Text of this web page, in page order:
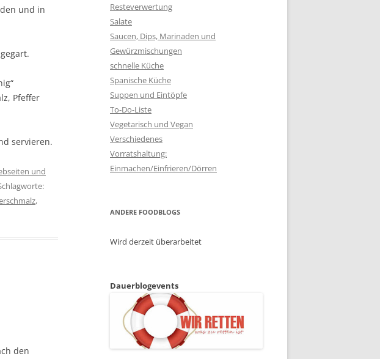
und in
Pfeffer
servieren.
und
,
den
Resteverwertung
Salate
Saucen, Dips, Marinaden und
Gewürzmischungen
schnelle Küche
Spanische Küche
Suppen und Eintöpfe
To-Do-Liste
Vegetarisch und Vegan
Verschiedenes
Vorratshaltung:
Einmachen/Einfrieren/Dörren
ANDERE FOODBLOGS
Wird derzeit überarbeitet
Dauerblogevents